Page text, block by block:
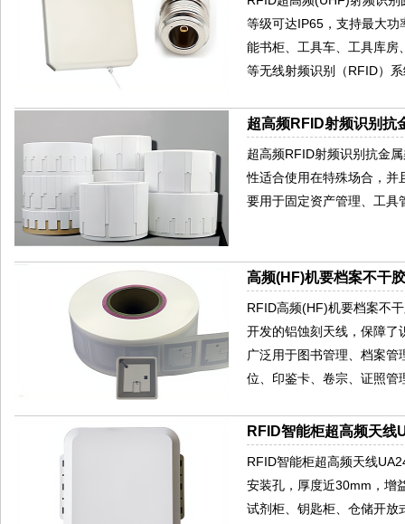
等级可达IP65，支持最大
能书柜、工具车、工具库房
等无线射频识别（RFID）
超高频RFID射频识别抗
超高频RFID射频识别抗金
性适合使用在特殊场合，并
要用于固定资产管理、工具
高频(HF)机要档案不干
RFID高频(HF)机要档案不
开发的铝蚀刻天线，保障了
广泛用于图书管理、档案
位、印鉴卡、卷宗、证照管
RFID智能柜超高频天线
RFID智能柜超高频天线
安装孔，厚度近30mm，增
试剂柜、钥匙柜、仓储开放